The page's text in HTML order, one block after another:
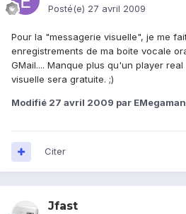
Posté(e) 27 avril 2009
Pour la "messagerie visuelle", je me
enregistrements de ma boite vocale
GMail.... Manque plus qu'un player
visuelle sera gratuite. ;)
Modifié 27 avril 2009 par
Citer
Jfast